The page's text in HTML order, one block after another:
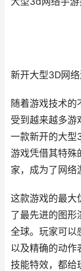
新开大型3D网
随着游戏技术
受到越来越多游
一款新开的大型
游戏凭借其特殊
家，成为了网络
这款游戏的最大
了最先进的图形
全球。玩家可以
以及精确的动作
技能特效，都给